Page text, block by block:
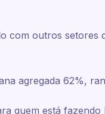
com outros setores
agregada 62%,
quem está fazendo